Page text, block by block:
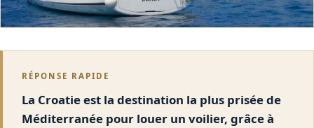
RÉPONSE RAPIDE
La Croatie est la destination la plus prisée de
Méditerranée pour louer un voilier, grâce à